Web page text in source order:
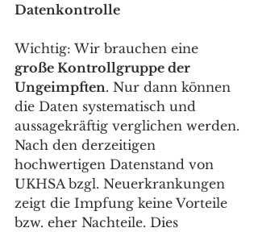
Datenkontrolle
Wichtig: Wir brauchen eine
große Kontrollgruppe der
Ungeimpften. Nur dann können
die Daten systematisch und
aussagekräftig verglichen werden.
Nach den derzeitigen
hochwertigen Datenstand von
UKHSA bzgl. Neuerkrankungen
zeigt die Impfung keine Vorteile
bzw. eher Nachteile. Dies